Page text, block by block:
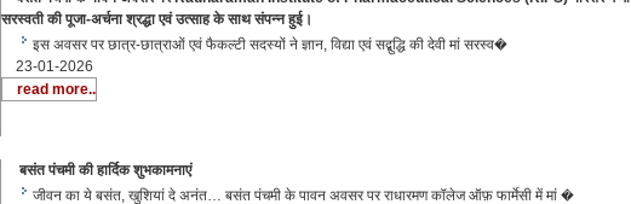
सरस्वती की पूजा-अर्चना श्रद्धा एवं उत्साह के साथ संपन्न हुई।
इस अवसर पर छात्र-छात्राओं एवं फैकल्टी सदस्यों ने ज्ञान, विद्या एवं सद्बुद्धि की देवी मां सरस्व�
23-01-2026
read more..
बसंत पंचमी की हार्दिक शुभकामनाएं
जीवन का ये बसंत, खुशियां दे अनंत… बसंत पंचमी के पावन अवसर पर राधारमण कॉलेज ऑफ़ फार्मेसी में मां �